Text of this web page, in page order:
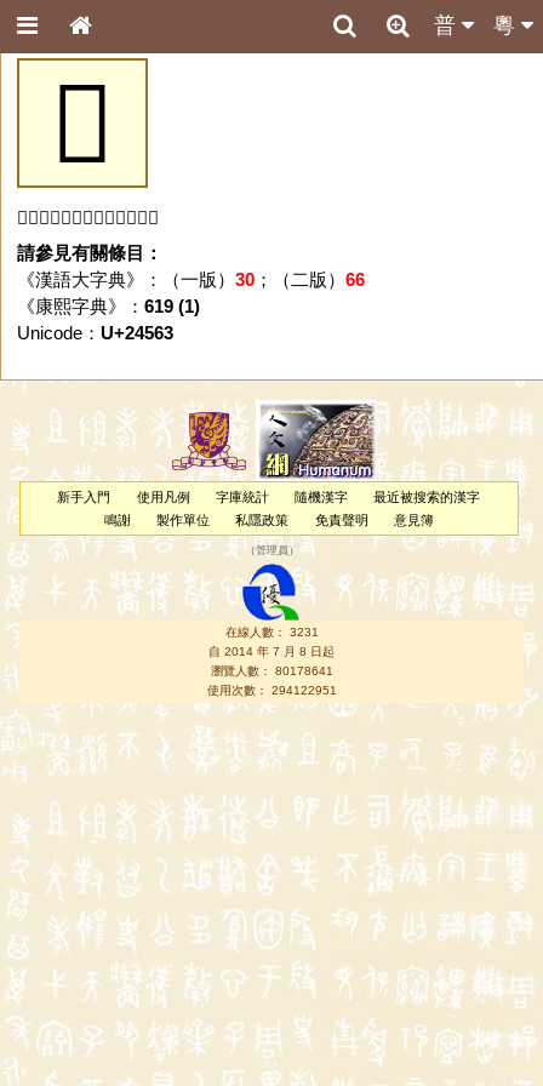
粵
普
𤕣
「𤕣」字未收錄於本資料庫。
請參見有關條目：
《漢語大字典》：（一版） 30；（二版） 66
《康熙字典》： 619 (1)
Unicode： U+24563
新手入門 使用凡例 字庫統計 隨機漢字
最近被搜索的漢字
鳴謝
製作單位 私隱政策 免責聲明 意見簿
（管理員 ）
在線人數： 3231
自 2014 年 7 月 8 日起
瀏覽人數： 80178641
使用次數： 294122951